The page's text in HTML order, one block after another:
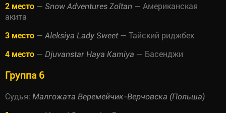
2 место — Snow Adventures Zoltan — Американская
акита
3 место — Aleksiya Lady Sweet— Тайский риджбек
4 место — Djuvanstar Haya Kamiya — Басенджи
Группа 6
Судья: Малгожата Веремейчик-Верчовска (Польша)